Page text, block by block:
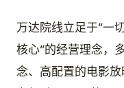
万达院线立足于“一
核心“的经营理念，
念、高配置的电影放